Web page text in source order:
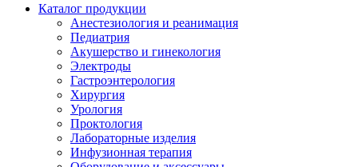
Каталог продукции
Анестезиология и реанимация
Педиатрия
Акушерство и гинекология
Электроды
Гастроэнтерология
Хирургия
Урология
Проктология
Лабораторные изделия
Инфузионная терапия